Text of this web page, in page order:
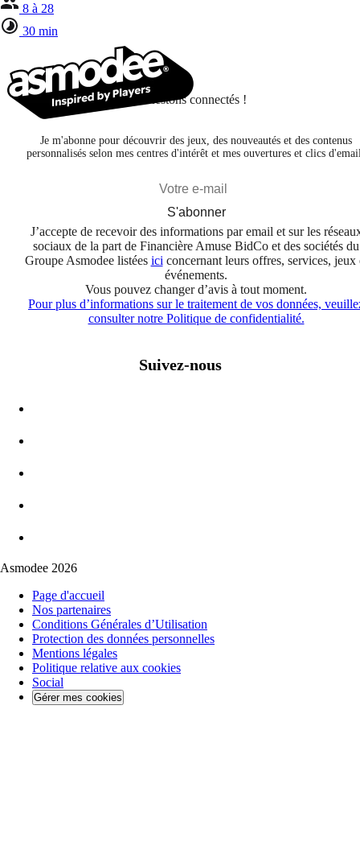
8 à 28
30 min
Restons connectés !
Je m'abonne pour découvrir des jeux, des nouveautés et des contenus
personnalisés selon mes centres d'intérêt et mes ouvertures et clics
S'abonner
J’accepte de recevoir des informations par email et sur les
sociaux de la part de Financière Amuse BidCo et des sociétés du
Groupe Asmodee listées iciconcernant leurs offres, services, jeux
événements.
Vous pouvez changer d’avis à tout moment.
Pour plus d’informations sur le traitement de vos données,
consulter notre Politique de confidentialité.
Suivez-nous
Asmodee 2026
Page d'accueil
Nos partenaires
Conditions Générales d’Utilisation
Protection des données personnelles
Mentions légales
Politique relative aux cookies
Social
Gérer mes cookies